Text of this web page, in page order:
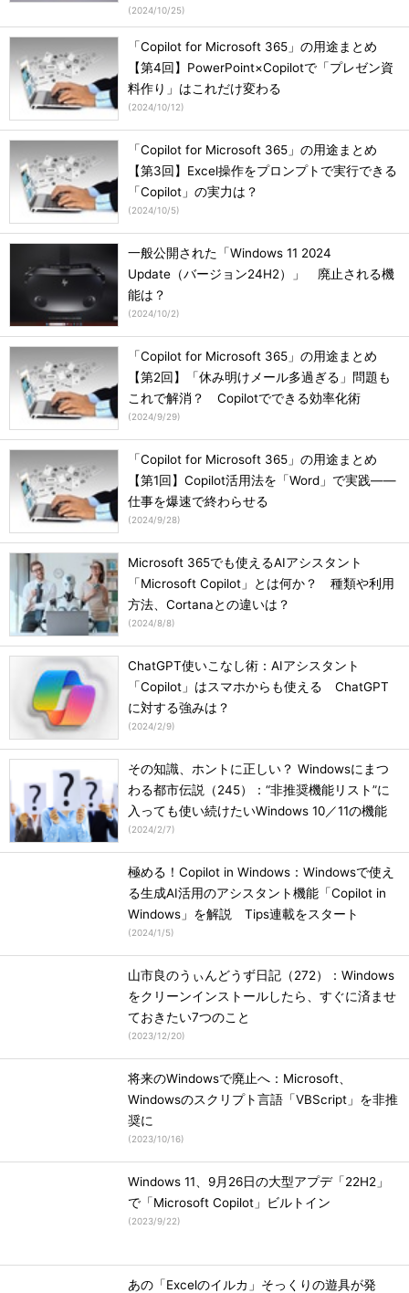
(2024/10/25)
「Copilot for Microsoft 365」の用途まとめ
【第4回】PowerPoint×Copilotで「プレゼン資
料作り」はこれだけ変わる
(2024/10/12)
「Copilot for Microsoft 365」の用途まとめ
【第3回】Excel操作をプロンプトで実行できる
「Copilot」の実力は？
(2024/10/5)
一般公開された「Windows 11 2024
Update（バージョン24H2）」 廃止される機
能は？
(2024/10/2)
「Copilot for Microsoft 365」の用途まとめ
【第2回】「休み明けメール多過ぎる」問題も
これで解消？ Copilotでできる効率化術
(2024/9/29)
「Copilot for Microsoft 365」の用途まとめ
【第1回】Copilot活用法を「Word」で実践――
仕事を爆速で終わらせる
(2024/9/28)
Microsoft 365でも使えるAIアシスタント
「Microsoft Copilot」とは何か？ 種類や利用
方法、Cortanaとの違いは？
(2024/8/8)
ChatGPT使いこなし術：AIアシスタント
「Copilot」はスマホからも使える ChatGPT
に対する強みは？
(2024/2/9)
その知識、ホントに正しい？ Windowsにまつ
わる都市伝説（245）：“非推奨機能リスト”に
入っても使い続けたいWindows 10／11の機能
(2024/2/7)
極める！Copilot in Windows：Windowsで使え
る生成AI活用のアシスタント機能「Copilot in
Windows」を解説 Tips連載をスタート
(2024/1/5)
山市良のうぃんどうず日記（272）：Windows
をクリーンインストールしたら、すぐに済ませ
ておきたい7つのこと
(2023/12/20)
将来のWindowsで廃止へ：Microsoft、
Windowsのスクリプト言語「VBScript」を非推
奨に
(2023/10/16)
Windows 11、9月26日の大型アプデ「22H2」
で「Microsoft Copilot」ビルトイン
(2023/9/22)
あの「Excelのイルカ」そっくりの遊具が発